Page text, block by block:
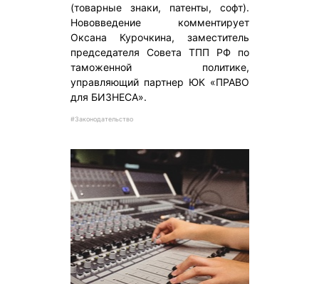
(товарные знаки, патенты, софт).
Нововведение комментирует
Оксана Курочкина, заместитель
председателя Совета ТПП РФ по
таможенной политике,
управляющий партнер ЮК «ПРАВО
для БИЗНЕСА».
#Законодательство